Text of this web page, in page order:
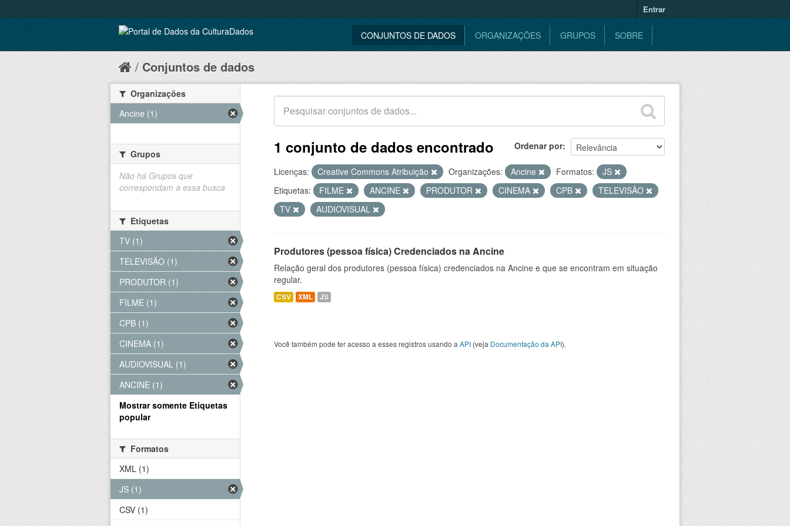
Entrar
CONJUNTOS DE DADOS ORGANIZAÇÕES GRUPOS SOBRE
Conjuntos de dados
Ordenar por
1 conjunto de dados encontrado
Licenças: Creative Commons Atribuição Organizações: Ancine Formatos:
JS
Etiquetas:
FILME ANCINE PRODUTOR CINEMA CPB
TELEVISÃO
TV
AUDIOVISUAL
Produtores (pessoa física) Credenciados na Ancine
Relação geral dos produtores (pessoa física) credenciados na Ancine e que se encontram em situação
regular.
CSV XML JS
Você também pode ter acesso a esses registros usando a API (veja Documentação da API).
Organizações
Ancine (1)
Grupos
Não há Grupos que
correspondam a essa busca
Etiquetas
TV (1)
TELEVISÃO (1)
PRODUTOR (1)
FILME (1)
CPB (1)
CINEMA (1)
AUDIOVISUAL (1)
ANCINE (1)
Mostrar somente Etiquetas
popular
Formatos
XML (1)
JS (1)
CSV (1)